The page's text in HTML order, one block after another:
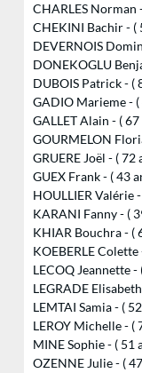
CHARLES Norman
CHEKINI Bachir - (
DEVERNOIS
DONEKOGLU
DUBOIS Patrick - (
GADIO Marieme - (
GALLET Alain - ( 67
GOURMELON
GRUERE Joël - ( 72
GUEX Frank - ( 43
HOULLIER Valérie
KARANI Fanny - (
KHIAR Bouchra - (
KOEBERLE Colette
LECOQ Jeannette -
LEGRADE
LEMTAI Samia - (
LEROY Michelle - (
MINE Sophie - ( 51
OZENNE Julie - (